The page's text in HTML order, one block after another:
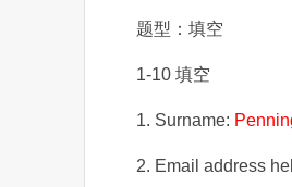
题型：填空
1-10 填空
1. Surname:
2. Email address